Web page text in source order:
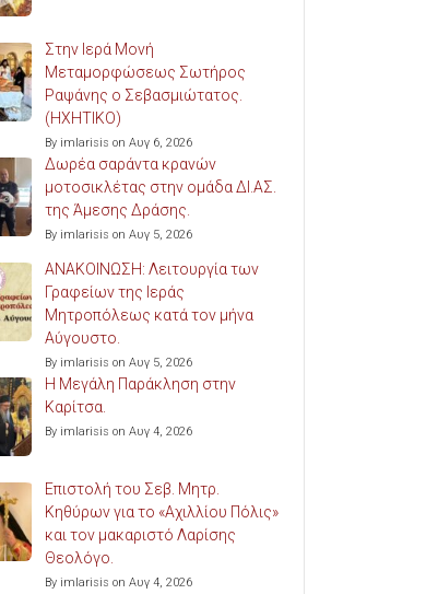
Στην Ιερά Μονή
Μεταμορφώσεως Σωτήρος
Ραψάνης ο Σεβασμιώτατος.
(ΗΧΗΤΙΚΟ)
By imlarisis on Αυγ 6, 2026
Δωρέα σαράντα κρανών
μοτοσικλέτας στην ομάδα ΔΙ.ΑΣ.
της Άμεσης Δράσης.
By imlarisis on Αυγ 5, 2026
ΑΝΑΚΟΙΝΩΣΗ: Λειτουργία των
Γραφείων της Ιεράς
Μητροπόλεως κατά τον μήνα
Αύγουστο.
By imlarisis on Αυγ 5, 2026
Η Μεγάλη Παράκληση στην
Καρίτσα.
By imlarisis on Αυγ 4, 2026
Επιστολή του Σεβ. Μητρ.
Κηθύρων για το «Αχιλλίου Πόλις»
και τον μακαριστό Λαρίσης
Θεολόγο.
By imlarisis on Αυγ 4, 2026